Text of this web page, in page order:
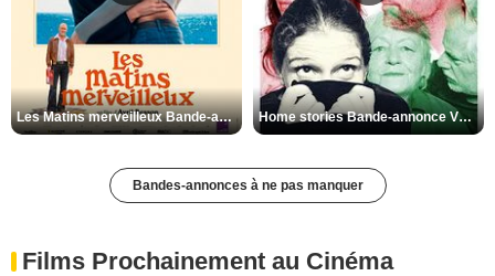
Les Matins merveilleux Bande-annonce VF Home stories Bande-annonce VO STFR
Bandes-annonces à ne pas manquer
Films Prochainement au Cinéma